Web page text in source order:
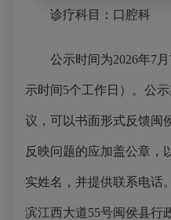
诊疗科目：口腔科
公示时间为2026年7
示时间5个工作日）。公
议，可以书面形式反馈闽
反映问题的应加盖公章，
实姓名，并提供联系电话
滨江西大道55号闽侯县行